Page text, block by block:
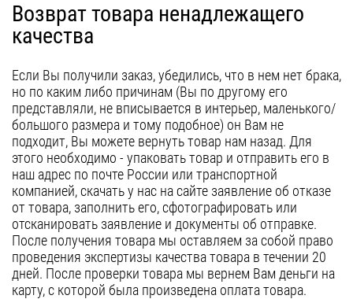
Возврат товара ненадлежащего
качества
Если Вы получили заказ, убедились, что в нем нет брака,
но по каким либо причинам (Вы по другому его
представляли, не вписывается в интерьер, маленького/
большого размера и тому подобное) он Вам не
подходит, Вы можете вернуть товар нам назад. Для
этого необходимо - упаковать товар и отправить его в
наш адрес по почте России или транспортной
компанией, скачать у нас на сайте заявление об отказе
от товара, заполнить его, сфотографировать или
отсканировать заявление и документы об отправке.
После получения товара мы оставляем за собой право
проведения экспертизы качества товара в течении 20
дней. После проверки товара мы вернем Вам деньги на
карту, с которой была произведена оплата товара.